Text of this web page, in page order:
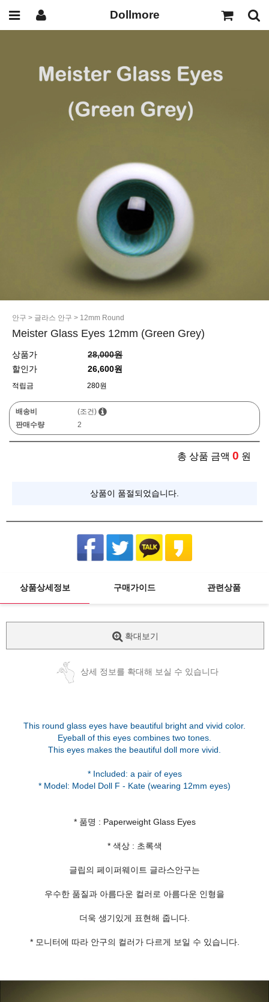
Dollmore
안구 > 글라스 안구 > 12mm Round
Meister Glass Eyes 12mm (Green Grey)
상품가
28,000원
할인가
26,600원
적립금 280원
배송비
(조건)
판매수량
2
총 상품 금액 0 원
상품이 품절되었습니다.
상품상세정보 구매가이드 관련상품
확대보기
상세 정보를 확대해 보실 수 있습니다
This round glass eyes have beautiful bright and vivid color.
Eyeball of this eyes combines two tones.
This eyes makes the beautiful doll more vivid.
* Included: a pair of eyes
* 품명 : Paperweight Glass Eyes
* 색상 : 초록색
글립의 페이퍼웨이트 글라스안구는
우수한 품질과 아름다운 컬러로 아름다운 인형을
더욱 생기있게 표현해 줍니다.
* 모니터에 따라 안구의 컬러가 다르게 보일 수 있습니다.